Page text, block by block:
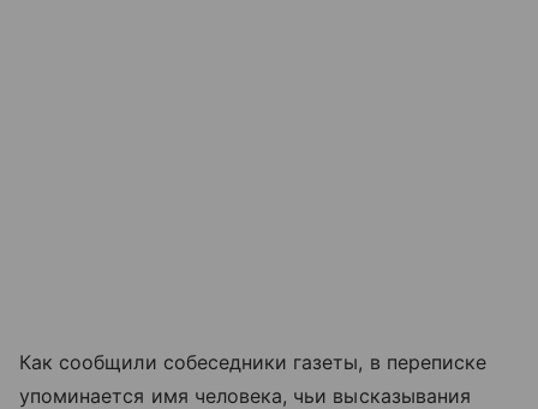
Как сообщили собеседники газеты, в переписке
упоминается имя человека, чьи высказывания